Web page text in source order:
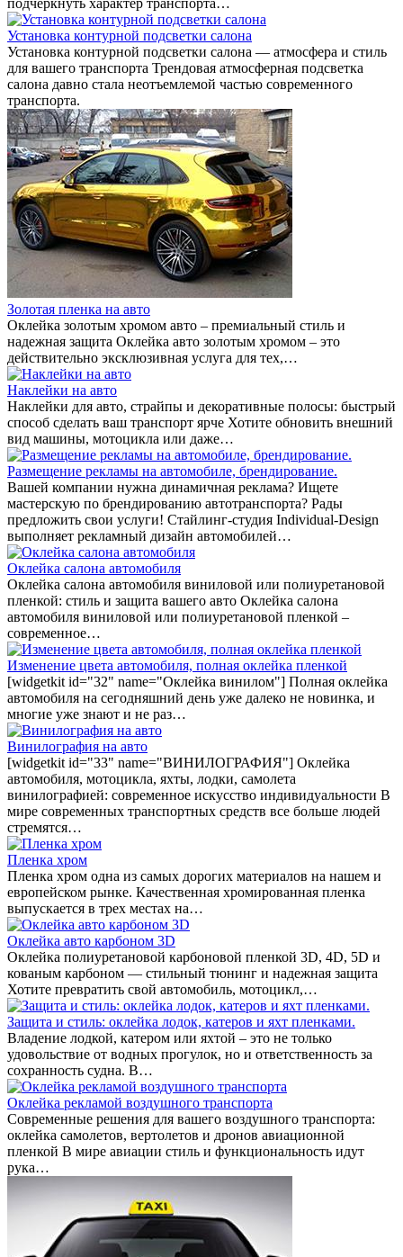
подчеркнуть характер транспорта…
Установка контурной подсветки салона
Установка контурной подсветки салона — атмосфера и стиль
для вашего транспорта Трендовая атмосферная подсветка
салона давно стала неотъемлемой частью современного
транспорта.
Золотая пленка на авто
Оклейка золотым хромом авто – премиальный стиль и
надежная защита Оклейка авто золотым хромом – это
действительно эксклюзивная услуга для тех,…
Наклейки на авто
Наклейки для авто, страйпы и декоративные полосы: быстрый
способ сделать ваш транспорт ярче Хотите обновить внешний
вид машины, мотоцикла или даже…
Размещение рекламы на автомобиле, брендирование.
Вашей компании нужна динамичная реклама? Ищете
мастерскую по брендированию автотранспорта? Рады
предложить свои услуги! Стайлинг-студия Individual-Design
выполняет рекламный дизайн автомобилей…
Оклейка салона автомобиля
Оклейка салона автомобиля виниловой или полиуретановой
пленкой: стиль и защита вашего авто Оклейка салона
автомобиля виниловой или полиуретановой пленкой –
современное…
Изменение цвета автомобиля, полная оклейка пленкой
[widgetkit id="32" name="Оклейка винилом"] Полная оклейка
автомобиля на сегодняшний день уже далеко не новинка, и
многие уже знают и не раз…
Винилография на авто
[widgetkit id="33" name="ВИНИЛОГРАФИЯ"] Оклейка
автомобиля, мотоцикла, яхты, лодки, самолета
винилографией: современное искусство индивидуальности В
мире современных транспортных средств все больше людей
стремятся…
Пленка хром
Пленка хром одна из самых дорогих материалов на нашем и
европейском рынке. Качественная хромированная пленка
выпускается в трех местах на…
Оклейка авто карбоном 3D
Оклейка полиуретановой карбоновой пленкой 3D, 4D, 5D и
кованым карбоном — стильный тюнинг и надежная защита
Хотите превратить свой автомобиль, мотоцикл,…
Защита и стиль: оклейка лодок, катеров и яхт пленками.
Владение лодкой, катером или яхтой – это не только
удовольствие от водных прогулок, но и ответственность за
сохранность судна. В…
Оклейка рекламой воздушного транспорта
Современные решения для вашего воздушного транспорта:
оклейка самолетов, вертолетов и дронов авиационной
пленкой В мире авиации стиль и функциональность идут
рука…